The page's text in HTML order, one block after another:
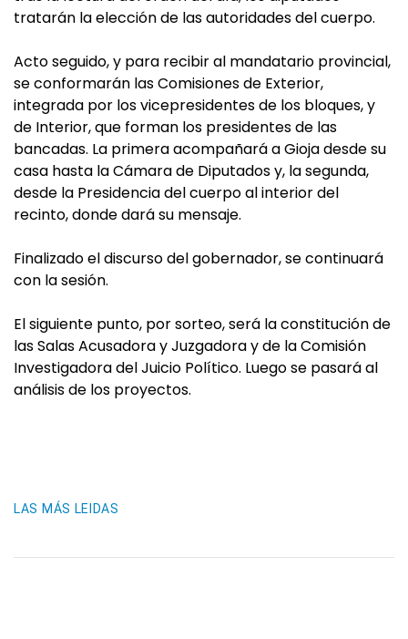
tratarán la elección de las autoridades del cuerpo.
Acto seguido, y para recibir al mandatario provincial,
se conformarán las Comisiones de Exterior,
integrada por los vicepresidentes de los bloques, y
de Interior, que forman los presidentes de las
bancadas. La primera acompañará a Gioja desde su
casa hasta la Cámara de Diputados y, la segunda,
desde la Presidencia del cuerpo al interior del
recinto, donde dará su mensaje.
Finalizado el discurso del gobernador, se continuará
con la sesión.
El siguiente punto, por sorteo, será la constitución de
las Salas Acusadora y Juzgadora y de la Comisión
Investigadora del Juicio Político. Luego se pasará al
análisis de los proyectos.
LAS MÁS LEIDAS